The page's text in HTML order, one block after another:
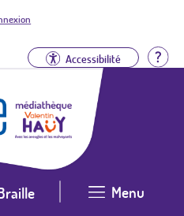
Accessibilité
Menu